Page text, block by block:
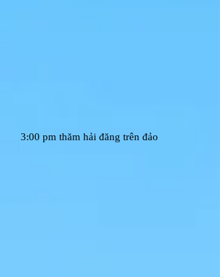
3:00 pm thăm hải đăng trên đảo